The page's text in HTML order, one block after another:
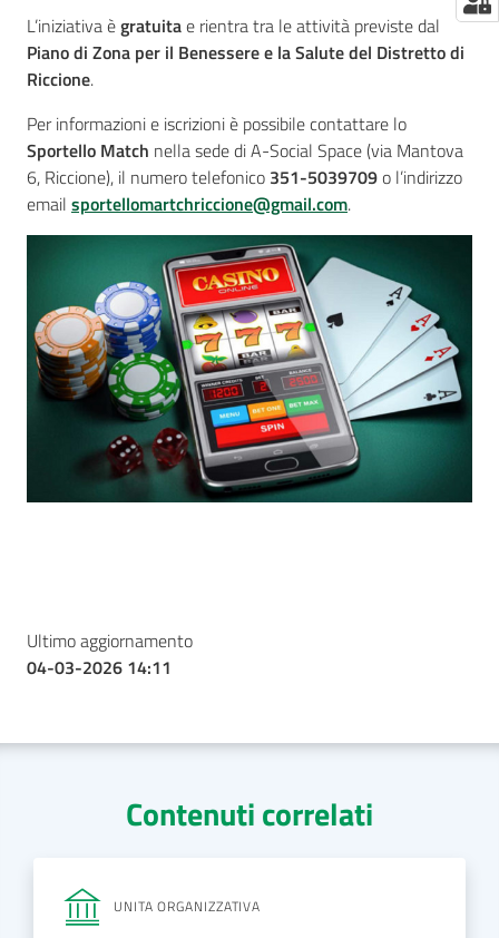
L’iniziativa ègratuitae rientra tra le attività previste dal
Piano di Zona per il Benessere e la Salute del Distretto di
Riccione.
Per informazioni e iscrizioni è possibile contattare lo
Sportello Match nella sede di A-Social Space (via Mantova
6, Riccione), il numero telefonico 351-5039709o l’indirizzo
email sportellomartchriccione@gmail.com.
Ultimo aggiornamento
04-03-2026 14:11
Contenuti correlati
UNITA ORGANIZZATIVA